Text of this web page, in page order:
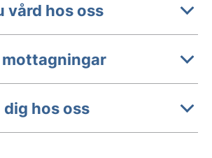
vård hos oss
mottagningar
dig hos oss